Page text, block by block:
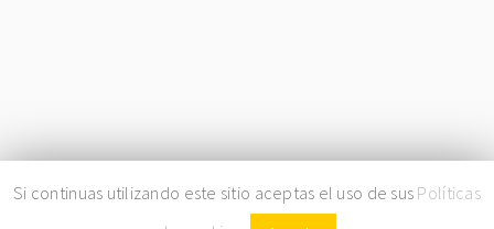
Si continuas utilizando este sitio aceptas el uso de sus Políticas